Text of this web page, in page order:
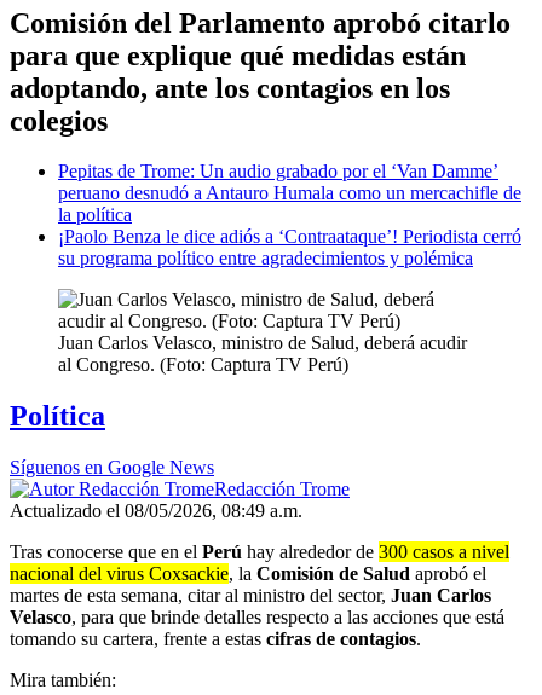
Comisión del Parlamento aprobó citarlo
para que explique qué medidas están
adoptando, ante los contagios en los
colegios
Pepitas de Trome: Un audio grabado por el ‘Van Damme’
peruano desnudó a Antauro Humala como un mercachifle de
la política
¡Paolo Benza le dice adiós a ‘Contraataque’! Periodista cerró
su programa político entre agradecimientos y polémica
Juan Carlos Velasco, ministro de Salud, deberá acudir
al Congreso. (Foto: Captura TV Perú)
Política
Síguenos en Google News
Redacción Trome
Actualizado el 08/05/2026, 08:49 a.m.
Tras conocerse que en el Perú hay alrededor de 300 casos a nivel
nacional del virus Coxsackie, la Comisión de Salud aprobó el
martes de esta semana, citar al ministro del sector, Juan Carlos
Velasco, para que brinde detalles respecto a las acciones que está
tomando su cartera, frente a estas cifras de contagios.
Mira también: